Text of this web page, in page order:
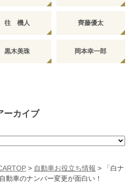
往 機人 齊藤優太
黒木美珠 岡本幸一郎
ーカイブ
> 自動車お役立ち情報 >
「白ナ
動車のナンバー変更が面白い！